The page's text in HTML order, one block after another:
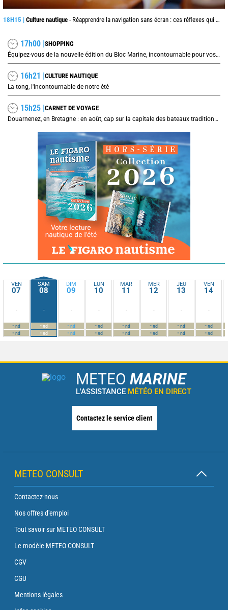
18H15 | Culture nautique - Réapprendre la navigation sans écran : ces réflexes qui peuvent sauver une traversée
17h00 |SHOPPING
Équipez-vous de la nouvelle édition du Bloc Marine, incontournable pour vos prochaines navigations !
16h21 |CULTURE NAUTIQUE
La tong, l'incontournable de notre été
15h25 |CARNET DE VOYAGE
Douarnenez, en Bretagne : en août, cap sur la capitale des bateaux traditionnels et de la sardine
VEN
07
-
-nd
-nd
SAM
08
-
-nd
-nd
DIM
09
-
-nd
-nd
LUN
10
-
-nd
-nd
MAR
11
-
-nd
-nd
MER
12
-
-nd
-nd
JEU
13
-
-nd
-nd
VEN
14
-
-nd
-nd
METEO MARINE
L'ASSISTANCE MÉTÉO EN DIRECT
Contactez le service client
METEO CONSULT
Contactez-nous
Nos offres d'emploi
Tout savoir sur METEO CONSULT
Le modèle METEO CONSULT
CGV
CGU
Mentions légales